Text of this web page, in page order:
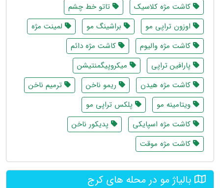
کاشت مژه کلاسیک
تاتو خط چشم
اوزون تراپی مو
براشینگ مو
لمینت مژه
کاشت مژه والیوم
کاشت مژه دائم
پارافین تراپی
میکروپیگمنتیشن
کاشت مژه هیدن
ریمو ناخن
ترمیم ناخن
ویتامینه مو
پلکس تراپی مو
کاشت مژه اسپایکی
پدیکور ناخن
کاشت مژه موقت
بالیاژ مو در محله های کرج